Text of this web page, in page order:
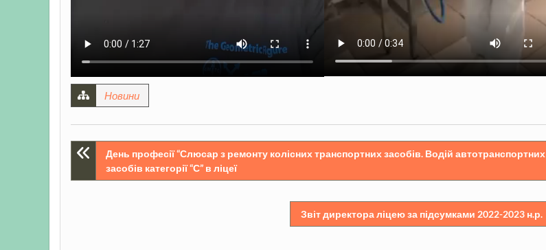
Новини
Навігація
записів
День професії “Слюсар з ремонту колісних транспортних засобів. Водій автотранспортних
засобів категорії “С” в ліцеї
Звіт директора ліцею за підсумками 2022-2023 н.р.